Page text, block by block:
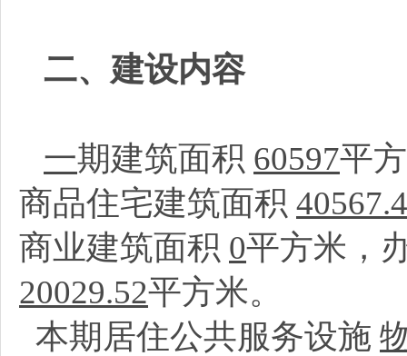
二、建设内容
一期建筑面积 60597平
商品住宅建筑面积
商业建筑面积 0平方米，
20029.52平方米。
本期居住公共服务设施